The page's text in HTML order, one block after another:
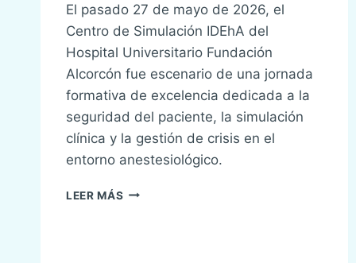
El pasado 27 de mayo de 2026, el
Centro de Simulación IDEhA del
Hospital Universitario Fundación
Alcorcón fue escenario de una jornada
formativa de excelencia dedicada a la
seguridad del paciente, la simulación
clínica y la gestión de crisis en el
entorno anestesiológico.
LEER MÁS CURSO